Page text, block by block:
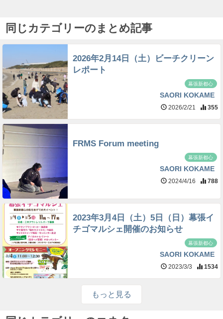
同じカテゴリーのまとめ記事
2026年2月14日（土）ビーチクリーン
レポート
幕張新都心
SAORI KOKAME
2026/2/21 355
FRMS Forum meeting
幕張新都心
SAORI KOKAME
2024/4/16 788
2023年3月4日（土）5日（日）幕張イ
チゴマルシェ開催のお知らせ
幕張新都心
SAORI KOKAME
2023/3/3 1534
もっと見る